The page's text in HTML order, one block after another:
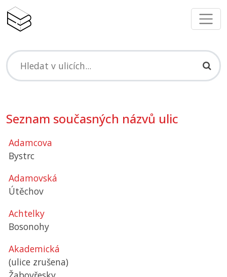
Seznam současných názvů ulic
Adamcova
Bystrc
Adamovská
Útěchov
Achtelky
Bosonohy
Akademická
(ulice zrušena)